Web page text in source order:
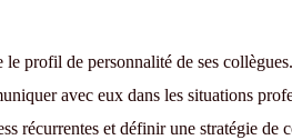
profil de personnalité de ses collègues.
avec eux dans les situations
récurrentes et définir une stratégie de